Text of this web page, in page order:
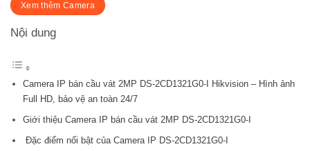
Xem thêm Camera
Nội dung
Camera IP bán cầu vát 2MP DS-2CD1321G0-I Hikvision – Hình ảnh
Full HD, bảo vệ an toàn 24/7
Giới thiệu Camera IP bán cầu vát 2MP DS-2CD1321G0-I
Đặc điểm nổi bật của Camera IP DS-2CD1321G0-I